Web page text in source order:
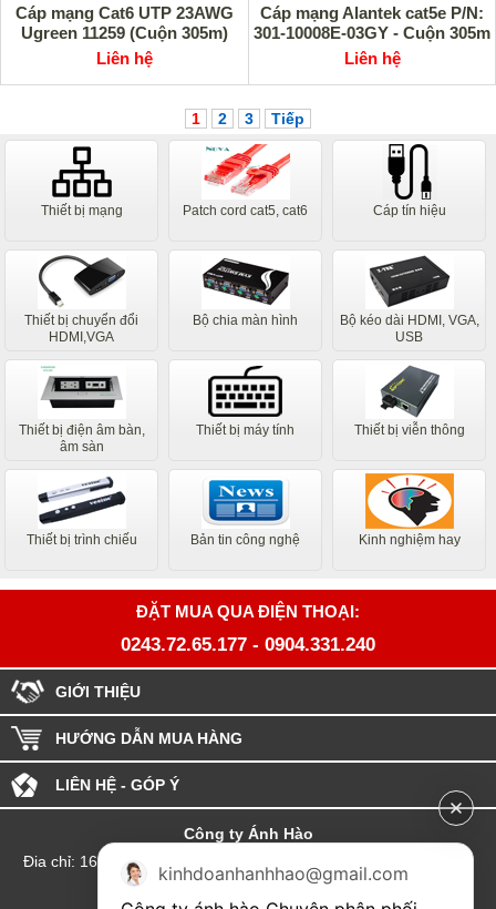
Cáp mạng Cat6 UTP 23AWG
Ugreen 11259 (Cuộn 305m)
Liên hệ
Cáp mạng Alantek cat5e P/N:
301-10008E-03GY - Cuộn 305m
Liên hệ
1 2 3 Tiếp
Thiết bị mạng Patch cord cat5, cat6 Cáp tín hiệu
Thiết bị chuyển đổi
HDMI,VGA
Bộ chia màn hình
Bộ kéo dài HDMI, VGA,
USB
Thiết bị điện âm bàn,
âm sàn
Thiết bị máy tính Thiết bị viễn thông
Thiết bị trình chiếu Bản tin công nghệ Kinh nghiệm hay
ĐẶT MUA QUA ĐIỆN THOẠI:
0243.72.65.177 - 0904.331.240
GIỚI THIỆU
HƯỚNG DẪN MUA HÀNG
LIÊN HỆ - GÓP Ý
Công ty Ánh Hào
Đia chỉ: 164 Phố Chùa Láng - Phường Láng - Thành phố Hà Nội
hotline:0904.331.240
kinhdoanhanhhao@gmail.com